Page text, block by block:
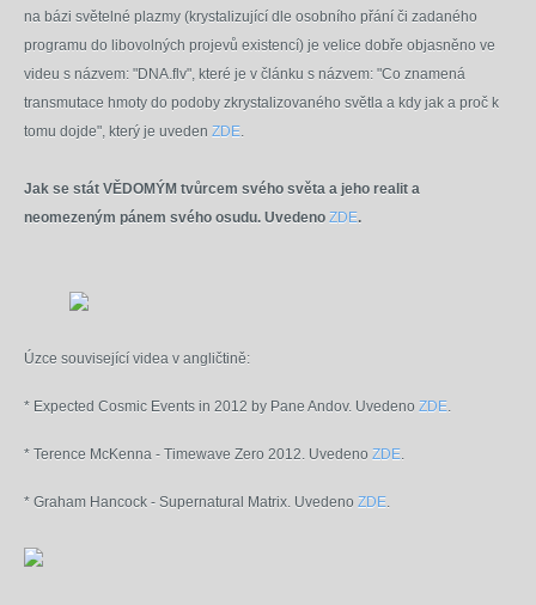
na bázi světelné plazmy (krystalizující dle osobního přání či zadaného
programu do libovolných projevů existencí) je velice dobře objasněno ve
videu s názvem: "DNA.flv", které je v článku s názvem: "Co znamená
transmutace hmoty do podoby zkrystalizovaného světla a kdy jak a proč k
tomu dojde", který je uveden ZDE.
Jak se stát VĚDOMÝM tvůrcem svého světa a jeho realit a
neomezeným pánem svého osudu. Uvedeno ZDE.
Úzce související videa v angličtině:
* Expected Cosmic Events in 2012 by Pane Andov. Uvedeno ZDE.
* Terence McKenna - Timewave Zero 2012. Uvedeno ZDE.
* Graham Hancock - Supernatural Matrix. Uvedeno ZDE.